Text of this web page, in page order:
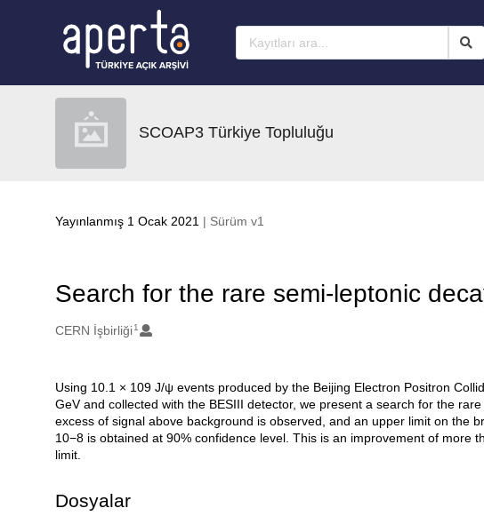
SCOAP3 Türkiye Topluluğu
Yayınlanmış 1 Ocak 2021 | Sürüm v1
Search for the rare semi-leptonic
Oluşturanlar
CERN İşbirliği 1
Açıklama
Using 10.1 × 109 J/ψ events produced by the Beijing Electron Positron
GeV and collected with the BESIII detector, we present a search for the
excess of signal above background is observed, and an upper limit on
10−8 is obtained at 90% confidence level. This is an improvement of more
limit.
Dosyalar